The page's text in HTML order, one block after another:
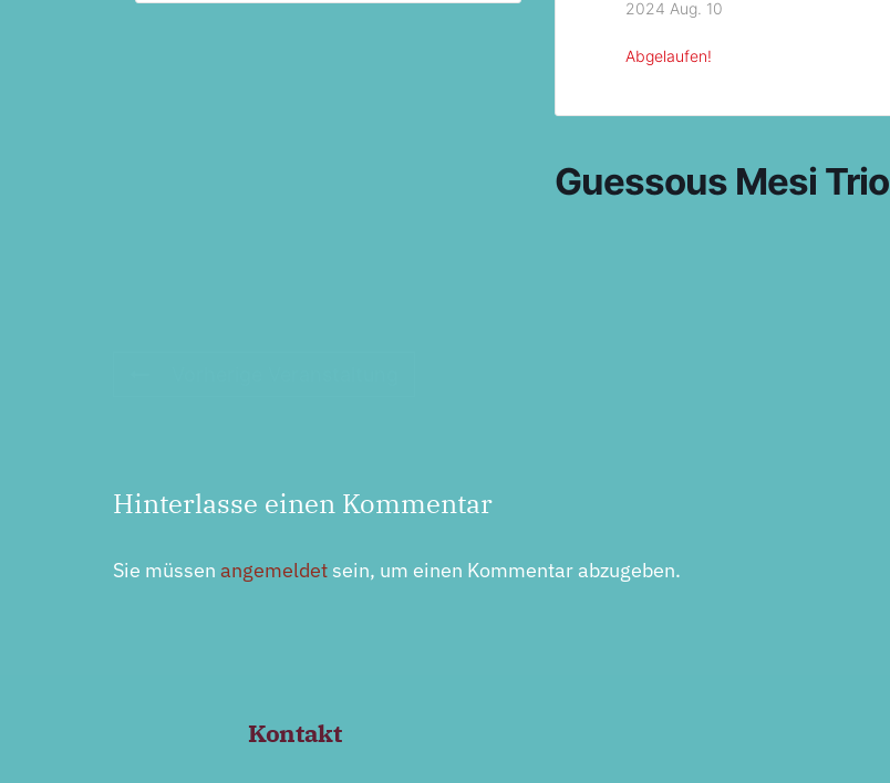
2024 Aug. 10
Abgelaufen!
Guessous Mesi Trio
Hinterlasse einen Kommentar
Sie müssen angemeldet sein, um einen Kommentar abzugeben.
Kontakt